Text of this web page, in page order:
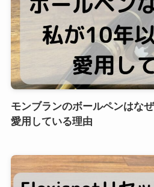
モンブランのボールペンはな
愛用している理由